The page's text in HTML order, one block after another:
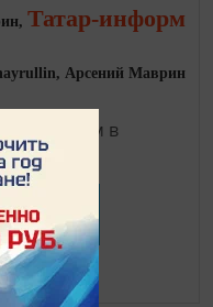
Татар-информ
Арсений Маврин
в